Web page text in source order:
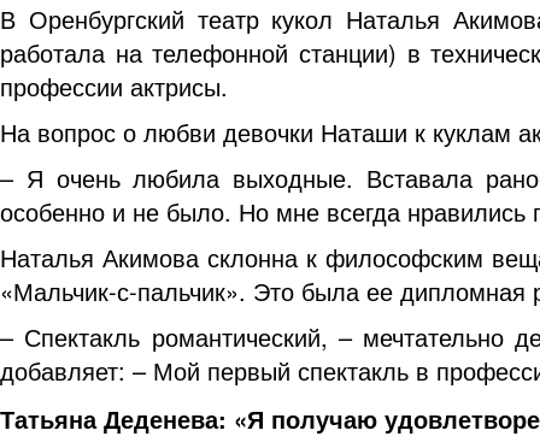
В Оренбургский театр кукол Наталья
работала на телефонной станции) в
профессии актрисы.
На вопрос о любви девочки Наташи к куклам
– Я очень любила выходные. Вставала
особенно и не было. Но мне всегда
Наталья Акимова склонна к философским
«Мальчик-с-пальчик». Это была ее дипломная
– Спектакль романтический, – мечтательно
добавляет: – Мой первый спектакль в
Татьяна Деденева: «Я получаю